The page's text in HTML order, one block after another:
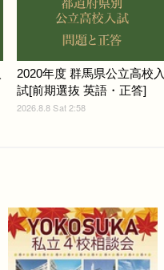
2020年度 群馬県公立高校入
試[前期選抜 英語・正答]
2026.8.8 Sat 2:58